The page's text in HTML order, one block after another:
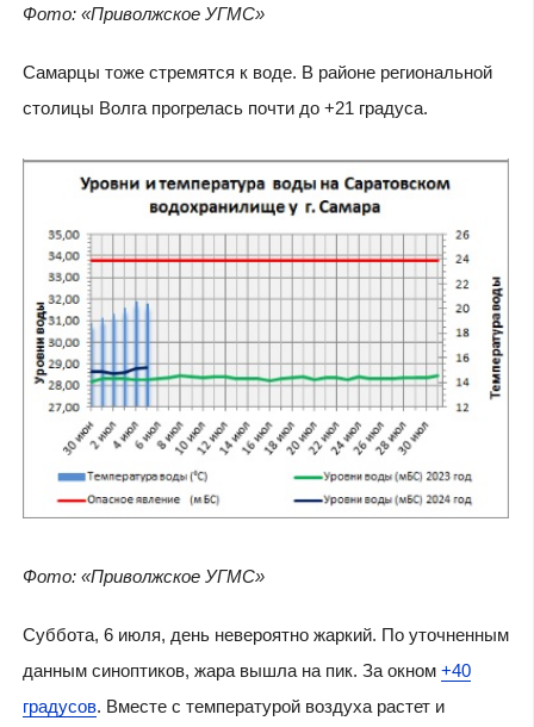
Фото: «Приволжское УГМС»
Самарцы тоже стремятся к воде. В районе региональной
столицы Волга прогрелась почти до +21 градуса.
Фото: «Приволжское УГМС»
Суббота, 6 июля, день невероятно жаркий. По уточненным
данным синоптиков, жара вышла на пик. За окном +40
градусов. Вместе с температурой воздуха растет и